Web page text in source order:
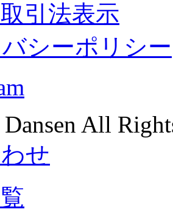
引法表示
シーポリシー
All
せ